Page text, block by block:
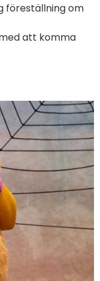
föreställning om
att komma